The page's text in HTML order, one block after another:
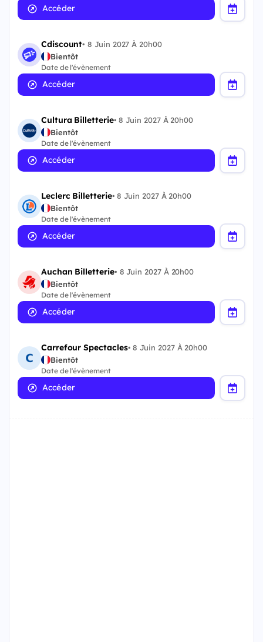
Accéder
Cdiscount•8 Juin 2027 À 20h00
Bientôt
Date de l'évènement
Accéder
Cultura Billetterie•8 Juin 2027 À 20h00
Bientôt
Date de l'évènement
Accéder
Leclerc Billetterie•8 Juin 2027 À 20h00
Bientôt
Date de l'évènement
Accéder
Auchan Billetterie• 8 Juin 2027 À 20h00
Bientôt
Date de l'évènement
Accéder
Carrefour Spectacles•8 Juin 2027 À 20h00
Bientôt
Date de l'évènement
Accéder